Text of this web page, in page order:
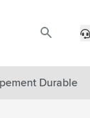
Durable